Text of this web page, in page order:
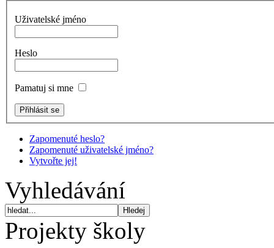
Uživatelské jméno
Heslo
Pamatuj si mne
Zapomenuté heslo?
Zapomenuté uživatelské jméno?
Vytvořte jej!
Vyhledávání
Projekty školy